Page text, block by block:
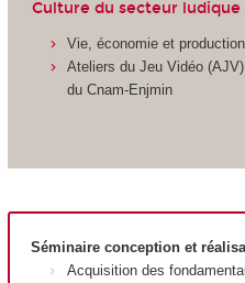
Culture du secteur
Vie, économie et
Ateliers du Jeu Vidéo
du Cnam-Enjmin
Séminaire conception et
Acquisition des